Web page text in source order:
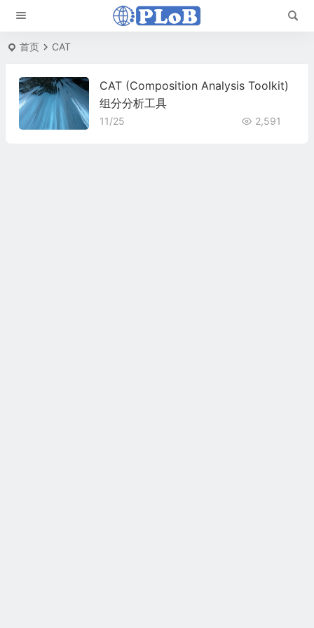
首页 CAT
CAT (Composition Analysis Toolkit)
组分分析工具
11/25 2,591